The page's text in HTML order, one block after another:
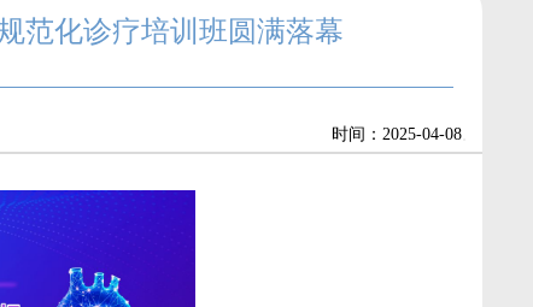
范化诊疗培训班圆满落幕
时间：2025-04-08